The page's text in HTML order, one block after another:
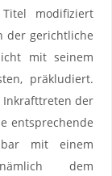
modifiziert
der gerichtliche
mit seinem
präkludiert.
Inkrafttreten der
entsprechende
mit einem
dem